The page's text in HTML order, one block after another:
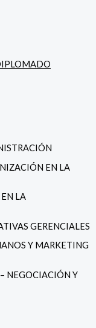
EN LA
LA
GERENCIALES
Y MARKETING
NEGOCIACIÓN Y